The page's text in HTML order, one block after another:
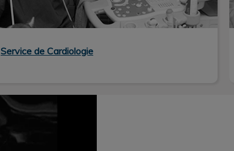
Service de Cardiologie